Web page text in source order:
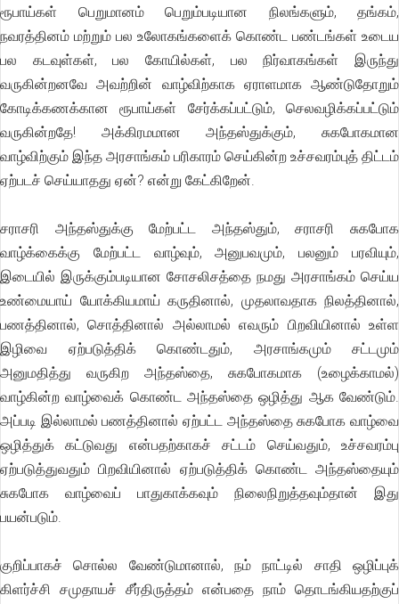
ரூபாய்கள் பெறுமானம் பெறும்படியான நிலங்களும், தங்கம்,
நவரத்தினம் மற்றும் பல உலோகங்களைக் கொண்ட பண்டங்கள் உடைய
பல கடவுள்கள், பல கோயில்கள், பல நிர்வாகங்கள் இருந்து
வருகின்றனவே அவற்றின் வாழ்விற்காக ஏராளமாக ஆண்டுதோறும்
கோடிக்கணக்கான ரூபாய்கள் சேர்க்கப்பட்டும், செலவழிக்கப்பட்டும்
வருகின்றதே! அக்கிரமமான அந்தஸ்துக்கும், சுகபோகமான
வாழ்விற்கும் இந்த அரசாங்கம் பரிகாரம் செய்கின்ற உச்சவரம்புத் திட்டம்
ஏற்படச் செய்யாதது ஏன்? என்று கேட்கிறேன்.
சராசரி அந்தஸ்துக்கு மேற்பட்ட அந்தஸ்தும், சராசரி சுகபோக
வாழ்க்கைக்கு மேற்பட்ட வாழ்வும், அனுபவமும், பலனும் பரவியும்,
இடையில் இருக்கும்படியான சோசலிசத்தை நமது அரசாங்கம் செய்ய
உண்மையாய் யோக்கியமாய் கருதினால், முதலாவதாக நிலத்தினால்,
பணத்தினால், சொத்தினால் அல்லாமல் எவரும் பிறவியினால் உள்ள
இழிவை ஏற்படுத்திக் கொண்டதும், அரசாங்கமும் சட்டமும்
அனுமதித்து வருகிற அந்தஸ்தை, சுகபோகமாக (உழைக்காமல்)
வாழ்கின்ற வாழ்வைக் கொண்ட அந்தஸ்தை ஒழித்து ஆக வேண்டும்.
அப்படி இல்லாமல் பணத்தினால் ஏற்பட்ட அந்தஸ்தை சுகபோக வாழ்வை
ஒழித்துக் கட்டுவது என்பதற்காகச் சட்டம் செய்வதும், உச்சவரம்பு
ஏற்படுத்துவதும் பிறவியினால் ஏற்படுத்திக் கொண்ட அந்தஸ்தையும்
சுகபோக வாழ்வைப் பாதுகாக்கவும் நிலைநிறுத்தவும்தான் இது
பயன்படும்.
குறிப்பாகச் சொல்ல வேண்டுமானால், நம் நாட்டில் சாதி ஒழிப்புக்
கிளர்ச்சி சமுதாயச் சீர்திருத்தம் என்பதை நாம் தொடங்கியதற்குப்